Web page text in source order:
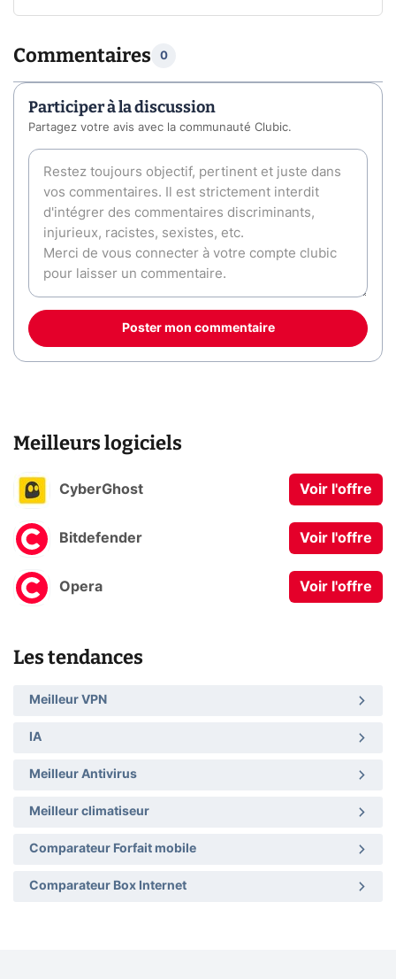
Commentaires 0
Participer à la discussion
Partagez votre avis avec la communauté Clubic.
Poster mon commentaire
Meilleurs logiciels
CyberGhost Voir l'offre
Bitdefender Voir l'offre
Opera Voir l'offre
Les tendances
Meilleur VPN
IA
Meilleur Antivirus
Meilleur climatiseur
Comparateur Forfait mobile
Comparateur Box Internet